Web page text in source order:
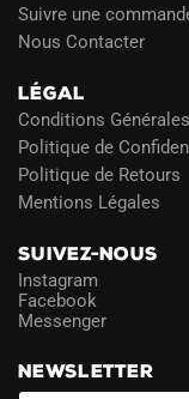
Suivre une
Nous Contacter
LÉGAL
Conditions
Politique de
Politique de Retours
Mentions Légales
SUIVEZ-NOUS
Instagram
Facebook
Messenger
NEWSLETTER